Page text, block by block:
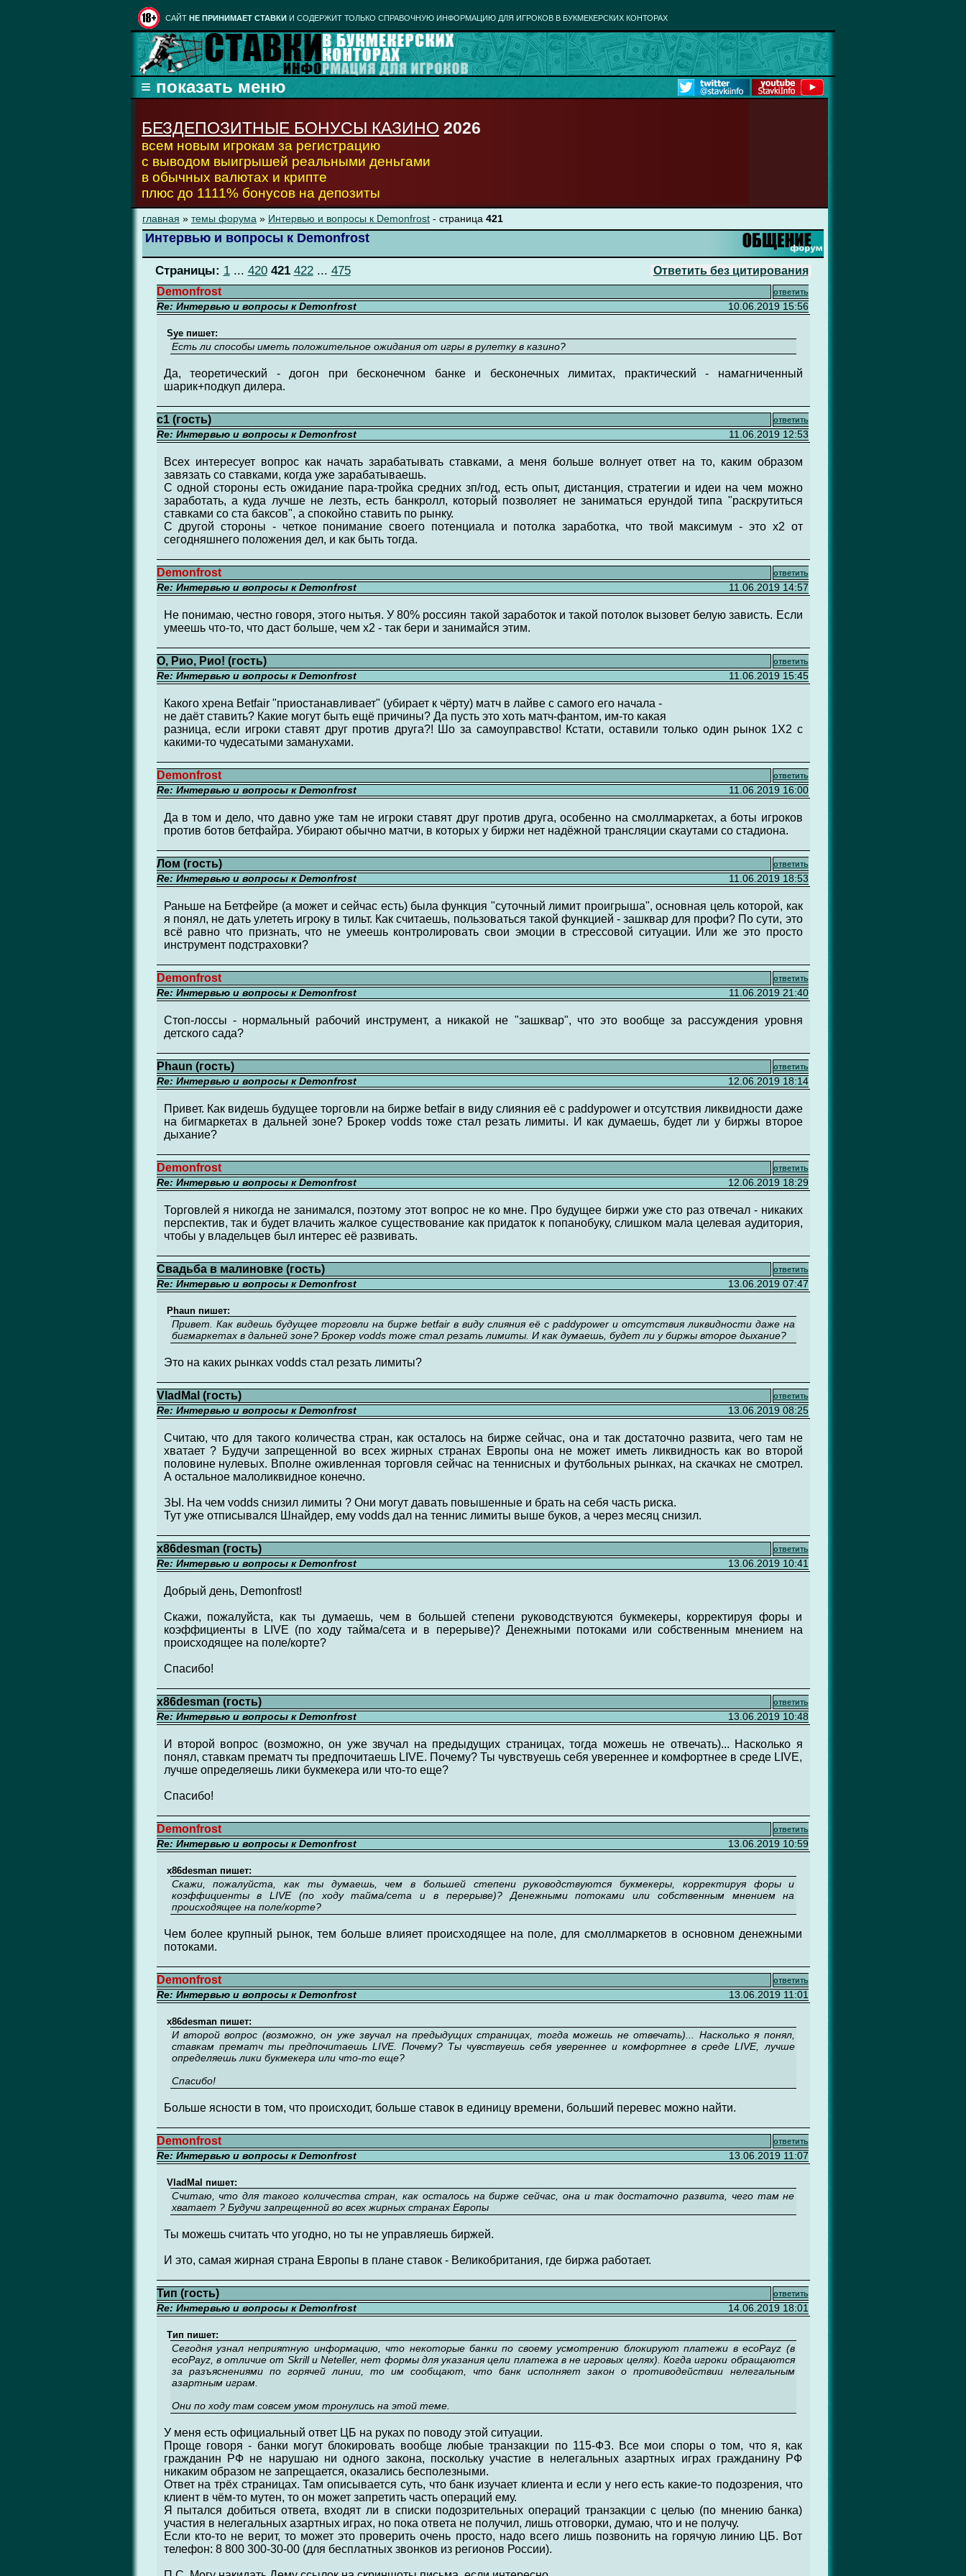
CАЙТ НЕ ПРИНИМАЕТ СТАВКИ И СОДЕРЖИТ ТОЛЬКО СПРАВОЧНУЮ ИНФОРМАЦИЮ ДЛЯ ИГРОКОВ В БУКМЕКЕРСКИХ КОНТОРАХ
БЕЗДЕПОЗИТНЫЕ БОНУСЫ КАЗИНО 2026
всем новым игрокам за регистрацию
с выводом выигрышей реальными деньгами
в обычных валютах и крипте
плюс до 1111% бонусов на депозиты
главная » темы форума » Интервью и вопросы к Demonfrost - страница 421
Интервью и вопросы к Demonfrost
Страницы: 1... 420 421 422... 475
Ответить без цитирования
Demonfrost
ответить
Re: Интервью и вопросы к Demonfrost 10.06.2019 15:56
Sye пишет:
Есть ли способы иметь положительное ожидания от игры в рулетку в казино?
Да, теоретический - догон при бесконечном банке и бесконечных лимитах, практический - намагниченный
шарик+подкуп дилера.
c1 (гость) ответить
Re: Интервью и вопросы к Demonfrost 11.06.2019 12:53
Всех интересует вопрос как начать зарабатывать ставками, а меня больше волнует ответ на то, каким образом
завязать со ставками, когда уже зарабатываешь.
С одной стороны есть ожидание пара-тройка средних зп/год, есть опыт, дистанция, стратегии и идеи на чем можно
заработать, а куда лучше не лезть, есть банкролл, который позволяет не заниматься ерундой типа "раскрутиться
ставками со ста баксов", а спокойно ставить по рынку.
С другой стороны - четкое понимание своего потенциала и потолка заработка, что твой максимум - это х2 от
сегодняшнего положения дел, и как быть тогда.
Demonfrost ответить
Re: Интервью и вопросы к Demonfrost 11.06.2019 14:57
Не понимаю, честно говоря, этого нытья. У 80% россиян такой заработок и такой потолок вызовет белую зависть. Если
умеешь что-то, что даст больше, чем х2 - так бери и занимайся этим.
О, Рио, Рио! (гость) ответить
Re: Интервью и вопросы к Demonfrost 11.06.2019 15:45
Какого хрена Betfair "приостанавливает" (убирает к чёрту) матч в лайве с самого его начала -
не даёт ставить? Какие могут быть ещё причины? Да пусть это хоть матч-фантом, им-то какая
разница, если игроки ставят друг против друга?! Шо за самоуправство! Кстати, оставили только один рынок 1X2 с
какими-то чудесатыми заманухами.
Demonfrost ответить
Re: Интервью и вопросы к Demonfrost 11.06.2019 16:00
Да в том и дело, что давно уже там не игроки ставят друг против друга, особенно на смоллмаркетах, а боты игроков
против ботов бетфайра. Убирают обычно матчи, в которых у биржи нет надёжной трансляции скаутами со стадиона.
Лом (гость) ответить
Re: Интервью и вопросы к Demonfrost 11.06.2019 18:53
Раньше на Бетфейре (а может и сейчас есть) была функция "суточный лимит проигрыша", основная цель которой, как
я понял, не дать улететь игроку в тильт. Как считаешь, пользоваться такой функцией - зашквар для профи? По сути, это
всё равно что признать, что не умеешь контролировать свои эмоции в стрессовой ситуации. Или же это просто
инструмент подстраховки?
Demonfrost ответить
Re: Интервью и вопросы к Demonfrost 11.06.2019 21:40
Стоп-лоссы - нормальный рабочий инструмент, а никакой не "зашквар", что это вообще за рассуждения уровня
детского сада?
Phaun (гость) ответить
Re: Интервью и вопросы к Demonfrost 12.06.2019 18:14
Привет. Как видешь будущее торговли на бирже betfair в виду слияния её с paddypower и отсутствия ликвидности даже
на бигмаркетах в дальней зоне? Брокер vodds тоже стал резать лимиты. И как думаешь, будет ли у биржы второе
дыхание?
Demonfrost ответить
Re: Интервью и вопросы к Demonfrost 12.06.2019 18:29
Торговлей я никогда не занимался, поэтому этот вопрос не ко мне. Про будущее биржи уже сто раз отвечал - никаких
перспектив, так и будет влачить жалкое существование как придаток к попанобуку, слишком мала целевая аудитория,
чтобы у владельцев был интерес её развивать.
Свадьба в малиновке (гость) ответить
Re: Интервью и вопросы к Demonfrost 13.06.2019 07:47
Phaun пишет:
Привет. Как видешь будущее торговли на бирже betfair в виду слияния её с paddypower и отсутствия ликвидности даже на
бигмаркетах в дальней зоне? Брокер vodds тоже стал резать лимиты. И как думаешь, будет ли у биржы второе дыхание?
Это на каких рынках vodds стал резать лимиты?
VladMal (гость) ответить
Re: Интервью и вопросы к Demonfrost 13.06.2019 08:25
Считаю, что для такого количества стран, как осталось на бирже сейчас, она и так достаточно развита, чего там не
хватает ? Будучи запрещенной во всех жирных странах Европы она не может иметь ликвидность как во второй
половине нулевых. Вполне оживленная торговля сейчас на теннисных и футбольных рынках, на скачках не смотрел.
А остальное малоликвидное конечно.
ЗЫ. На чем vodds снизил лимиты ? Они могут давать повышенные и брать на себя часть риска.
Тут уже отписывался Шнайдер, ему vodds дал на теннис лимиты выше буков, а через месяц снизил.
x86desman (гость) ответить
Re: Интервью и вопросы к Demonfrost 13.06.2019 10:41
Добрый день, Demonfrost!
Скажи, пожалуйста, как ты думаешь, чем в большей степени руководствуются букмекеры, корректируя форы и
коэффициенты в LIVE (по ходу тайма/сета и в перерыве)? Денежными потоками или собственным мнением на
происходящее на поле/корте?
Спасибо!
x86desman (гость) ответить
Re: Интервью и вопросы к Demonfrost 13.06.2019 10:48
И второй вопрос (возможно, он уже звучал на предыдущих страницах, тогда можешь не отвечать)... Насколько я
понял, ставкам прематч ты предпочитаешь LIVE. Почему? Ты чувствуешь себя увереннее и комфортнее в среде LIVE,
лучше определяешь лики букмекера или что-то еще?
Спасибо!
Demonfrost ответить
Re: Интервью и вопросы к Demonfrost 13.06.2019 10:59
x86desman пишет:
Скажи, пожалуйста, как ты думаешь, чем в большей степени руководствуются букмекеры, корректируя форы и
коэффициенты в LIVE (по ходу тайма/сета и в перерыве)? Денежными потоками или собственным мнением на
происходящее на поле/корте?
Чем более крупный рынок, тем больше влияет происходящее на поле, для смоллмаркетов в основном денежными
потоками.
Demonfrost ответить
Re: Интервью и вопросы к Demonfrost 13.06.2019 11:01
x86desman пишет:
И второй вопрос (возможно, он уже звучал на предыдущих страницах, тогда можешь не отвечать)... Насколько я понял,
ставкам прематч ты предпочитаешь LIVE. Почему? Ты чувствуешь себя увереннее и комфортнее в среде LIVE, лучше
определяешь лики букмекера или что-то еще?
Спасибо!
Больше ясности в том, что происходит, больше ставок в единицу времени, больший перевес можно найти.
Demonfrost ответить
Re: Интервью и вопросы к Demonfrost 13.06.2019 11:07
VladMal пишет:
Считаю, что для такого количества стран, как осталось на бирже сейчас, она и так достаточно развита, чего там не
хватает ? Будучи запрещенной во всех жирных странах Европы
Ты можешь считать что угодно, но ты не управляешь биржей.
И это, самая жирная страна Европы в плане ставок - Великобритания, где биржа работает.
Тип (гость) ответить
Re: Интервью и вопросы к Demonfrost 14.06.2019 18:01
Тип пишет:
Сегодня узнал неприятную информацию, что некоторые банки по своему усмотрению блокируют платежи в ecoPayz (в
ecoPayz, в отличие от Skrill и Neteller, нет формы для указания цели платежа в не игровых целях). Когда игроки обращаются
за разъяснениями по горячей линии, то им сообщают, что банк исполняет закон о противодействии нелегальным
азартным играм.
Они по ходу там совсем умом тронулись на этой теме.
У меня есть официальный ответ ЦБ на руках по поводу этой ситуации.
Проще говоря - банки могут блокировать вообще любые транзакции по 115-ФЗ. Все мои споры о том, что я, как
гражданин РФ не нарушаю ни одного закона, поскольку участие в нелегальных азартных играх гражданину РФ
никаким образом не запрещается, оказались бесполезными.
Ответ на трёх страницах. Там описывается суть, что банк изучает клиента и если у него есть какие-то подозрения, что
клиент в чём-то мутен, то он может запретить часть операций ему.
Я пытался добиться ответа, входят ли в списки подозрительных операций транзакции с целью (по мнению банка)
участия в нелегальных азартных играх, но пока ответа не получил, лишь отговорки, думаю, что и не получу.
Если кто-то не верит, то может это проверить очень просто, надо всего лишь позвонить на горячую линию ЦБ. Вот
телефон: 8 800 300-30-00 (для бесплатных звонков из регионов России).